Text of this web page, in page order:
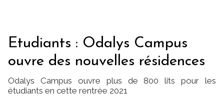
Etudiants : Odalys Campus
ouvre des nouvelles résidences
Odalys Campus ouvre plus de 800 lits pour les
étudiants en cette rentrée 2021